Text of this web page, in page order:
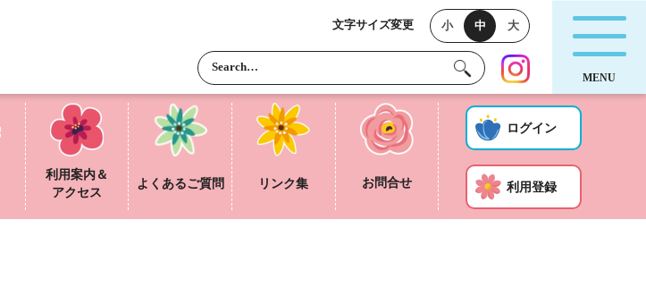
文字サイズ変更 小 中 大
利用案内＆
アクセス
よくあるご質問 リンク集 お問合せ
ログイン
利用登録